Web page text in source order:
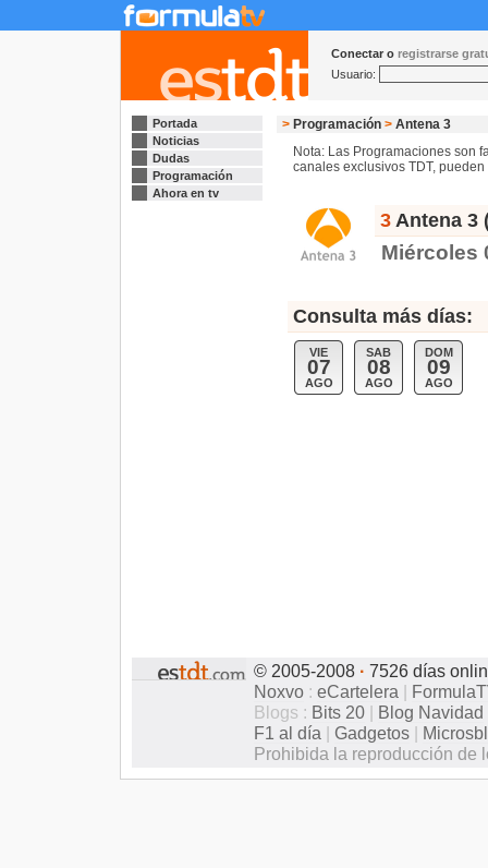
Conectar o registrarse
Usuario:
Portada
Noticias
Dudas
Programación
Ahora en tv
> Programación > Antena 3
Nota: Las Programaciones son
canales exclusivos TDT,
3 Antena 3
Miércoles
Consulta más días:
VIE
07
AGO
SAB
08
AGO
DOM
09
AGO
© 2005-2008 · 7526 días
Noxvo : eCartelera |
Blogs : Bits 20 | Blog Navidad
F1 al día | Gadgetos |
Prohibida la reproducción de